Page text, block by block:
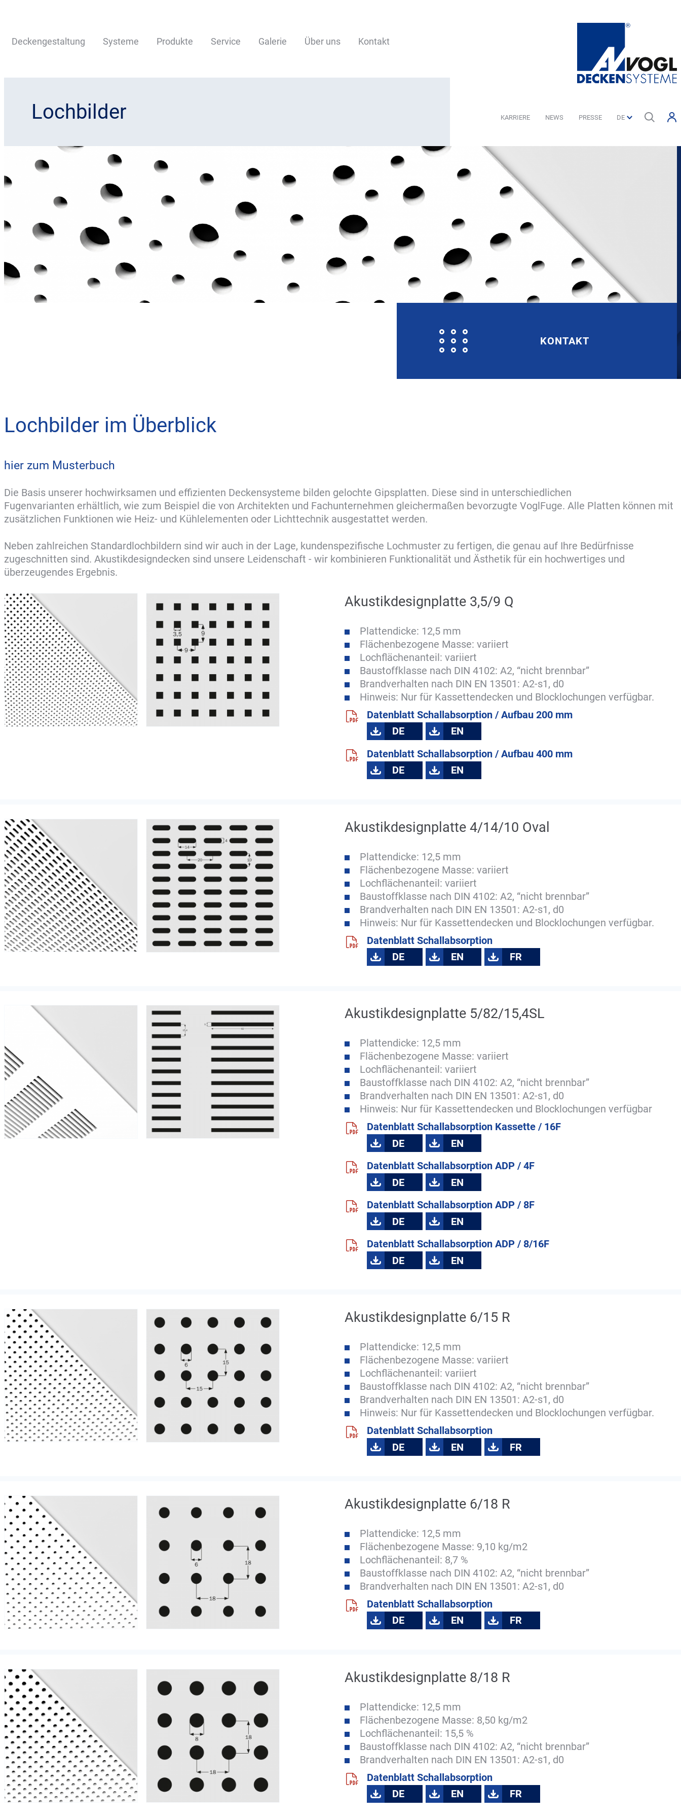
Deckengestaltung Systeme Produkte Service Galerie Über uns Kontakt
KARRIERE NEWS PRESSE
Lochbilder
KONTAKT
Lochbilder im Überblick
hier zum Musterbuch
Die Basis unserer hochwirksamen und effizienten Deckensysteme bilden gelochte Gipsplatten. Diese sind in unterschiedlichen
Fugenvarianten erhältlich, wie zum Beispiel die von Architekten und Fachunternehmen gleichermaßen bevorzugte VoglFuge. Alle Platten können mit
zusätzlichen Funktionen wie Heiz- und Kühlelementen oder Lichttechnik ausgestattet werden.
Neben zahlreichen Standardlochbildern sind wir auch in der Lage, kundenspezifische Lochmuster zu fertigen, die genau auf Ihre Bedürfnisse
zugeschnitten sind. Akustikdesigndecken sind unsere Leidenschaft - wir kombinieren Funktionalität und Ästhetik für ein hochwertiges und
überzeugendes Ergebnis.
Akustikdesignplatte 3,5/9 Q
Plattendicke: 12,5 mm
Flächenbezogene Masse: variiert
Lochflächenanteil: variiert
Baustoffklasse nach DIN 4102: A2, “nicht brennbar”
Brandverhalten nach DIN EN 13501: A2-s1, d0
Hinweis: Nur für Kassettendecken und Blocklochungen verfügbar.
Datenblatt Schallabsorption / Aufbau 200 mm
DE
EN
Datenblatt Schallabsorption / Aufbau 400 mm
DE
EN
Akustikdesignplatte 4/14/10 Oval
Plattendicke: 12,5 mm
Flächenbezogene Masse: variiert
Lochflächenanteil: variiert
Baustoffklasse nach DIN 4102: A2, “nicht brennbar”
Brandverhalten nach DIN EN 13501: A2-s1, d0
Hinweis: Nur für Kassettendecken und Blocklochungen verfügbar.
Datenblatt Schallabsorption
DE
EN FR
Akustikdesignplatte 5/82/15,4SL
Plattendicke: 12,5 mm
Flächenbezogene Masse: variiert
Lochflächenanteil: variiert
Baustoffklasse nach DIN 4102: A2, “nicht brennbar”
Brandverhalten nach DIN EN 13501: A2-s1, d0
Hinweis: Nur für Kassettendecken und Blocklochungen verfügbar
Datenblatt Schallabsorption Kassette / 16F
DE
EN
Datenblatt Schallabsorption ADP / 4F
DE
EN
Datenblatt Schallabsorption ADP / 8F
DE
EN
Datenblatt Schallabsorption ADP / 8/16F
DE
EN
Akustikdesignplatte 6/15 R
Plattendicke: 12,5 mm
Flächenbezogene Masse: variiert
Lochflächenanteil: variiert
Baustoffklasse nach DIN 4102: A2, “nicht brennbar”
Brandverhalten nach DIN EN 13501: A2-s1, d0
Hinweis: Nur für Kassettendecken und Blocklochungen verfügbar.
Datenblatt Schallabsorption
DE
EN FR
Akustikdesignplatte 6/18 R
Plattendicke: 12,5 mm
Flächenbezogene Masse: 9,10 kg/m2
Lochflächenanteil: 8,7 %
Baustoffklasse nach DIN 4102: A2, “nicht brennbar”
Brandverhalten nach DIN EN 13501: A2-s1, d0
Datenblatt Schallabsorption
DE
EN FR
Akustikdesignplatte 8/18 R
Plattendicke: 12,5 mm
Flächenbezogene Masse: 8,50 kg/m2
Lochflächenanteil: 15,5 %
Baustoffklasse nach DIN 4102: A2, “nicht brennbar”
Brandverhalten nach DIN EN 13501: A2-s1, d0
Datenblatt Schallabsorption
DE
EN FR